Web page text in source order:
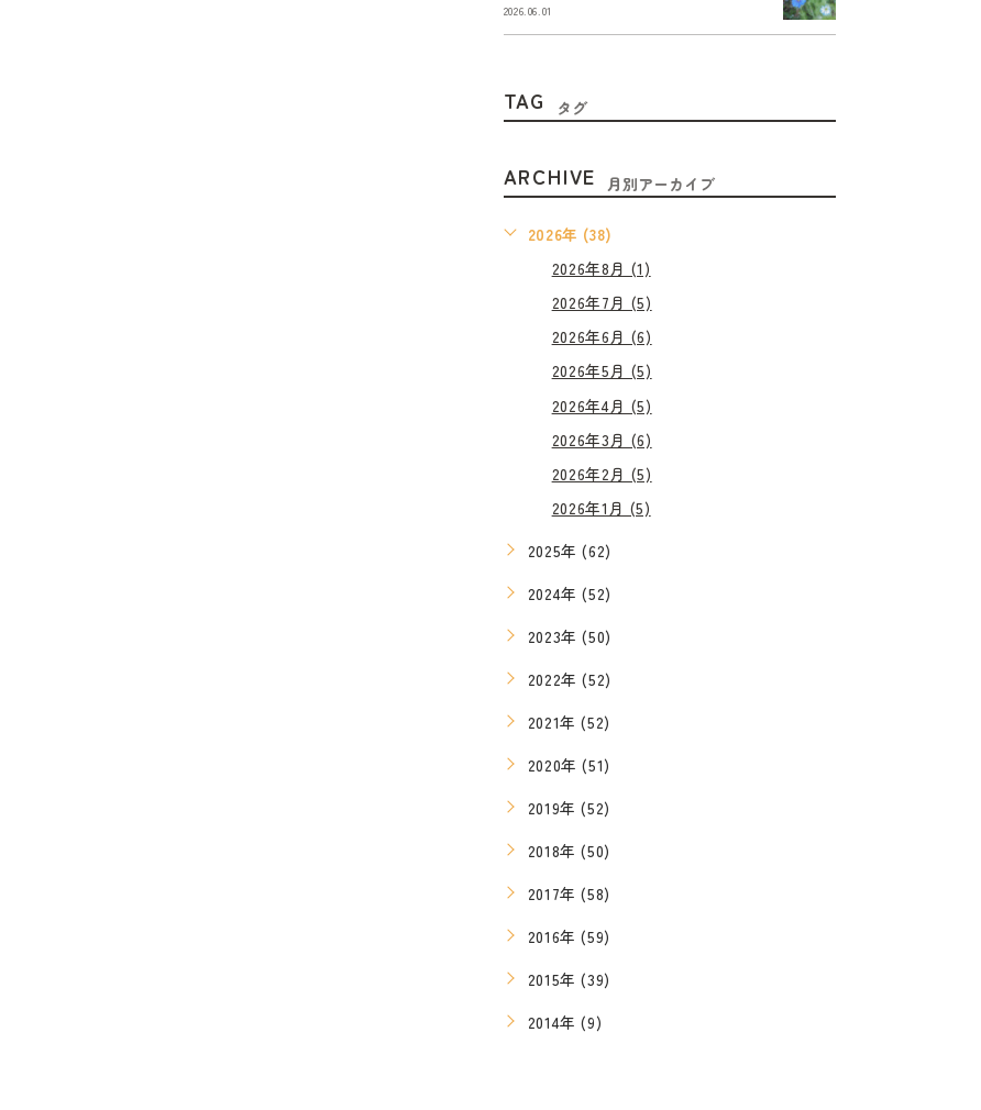
2026.06.01
TAG タグ
ARCHIVE 月別アーカイブ
2026年 (38)
2026年8月 (1)
2026年7月 (5)
2026年6月 (6)
2026年5月 (5)
2026年4月 (5)
2026年3月 (6)
2026年2月 (5)
2026年1月 (5)
2025年 (62)
2024年 (52)
2023年 (50)
2022年 (52)
2021年 (52)
2020年 (51)
2019年 (52)
2018年 (50)
2017年 (58)
2016年 (59)
2015年 (39)
2014年 (9)